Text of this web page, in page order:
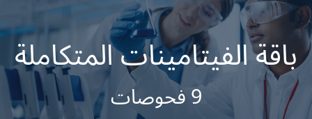
باقة الفيتامينات المتكاملة
9 فحوصات